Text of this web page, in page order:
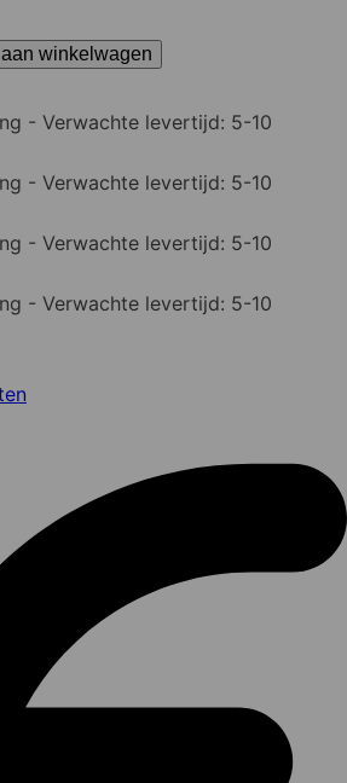
winkelwagen
- Verwachte levertijd: 5-10
- Verwachte levertijd: 5-10
- Verwachte levertijd: 5-10
- Verwachte levertijd: 5-10